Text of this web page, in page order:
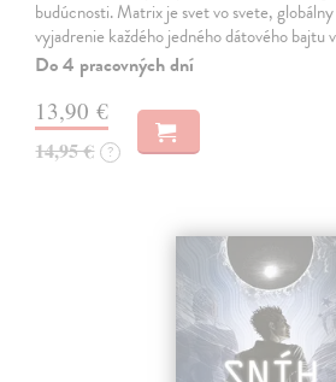
budúcnosti. Matrix je svet vo svete,
vyjadrenie každého jedného dátového bajtu
Do 4 pracovných dní
13,90 €
14,95 € ?